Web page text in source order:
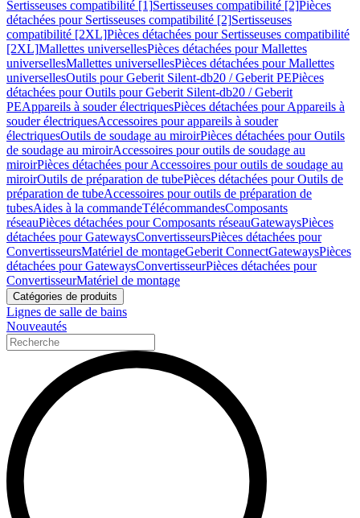
Sertisseuses compatibilité [1]Sertisseuses compatibilité [2]Pièces
détachées pour Sertisseuses compatibilité [2]Sertisseuses
compatibilité [2XL]Pièces détachées pour Sertisseuses compatibilité
[2XL]Mallettes universellesPièces détachées pour Mallettes
universellesMallettes universellesPièces détachées pour Mallettes
universellesOutils pour Geberit Silent-db20 / Geberit PEPièces
détachées pour Outils pour Geberit Silent-db20 / Geberit
PEAppareils à souder électriquesPièces détachées pour Appareils à
souder électriquesAccessoires pour appareils à souder
électriquesOutils de soudage au miroirPièces détachées pour Outils
de soudage au miroirAccessoires pour outils de soudage au
miroirPièces détachées pour Accessoires pour outils de soudage au
miroirOutils de préparation de tubePièces détachées pour Outils de
préparation de tubeAccessoires pour outils de préparation de
tubesAides à la commandeTélécommandesComposants
réseauPièces détachées pour Composants réseauGatewaysPièces
détachées pour GatewaysConvertisseursPièces détachées pour
ConvertisseursMatériel de montageGeberit ConnectGatewaysPièces
détachées pour GatewaysConvertisseurPièces détachées pour
ConvertisseurMatériel de montage
Catégories de produits
Lignes de salle de bains
Nouveautés